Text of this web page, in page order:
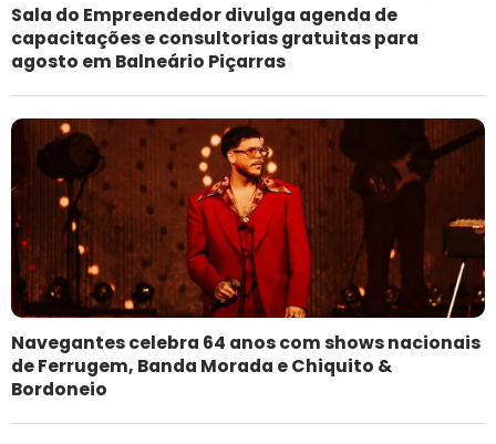
Sala do Empreendedor divulga agenda de
capacitações e consultorias gratuitas para
agosto em Balneário Piçarras
Navegantes celebra 64 anos com shows nacionais
de Ferrugem, Banda Morada e Chiquito &
Bordoneio